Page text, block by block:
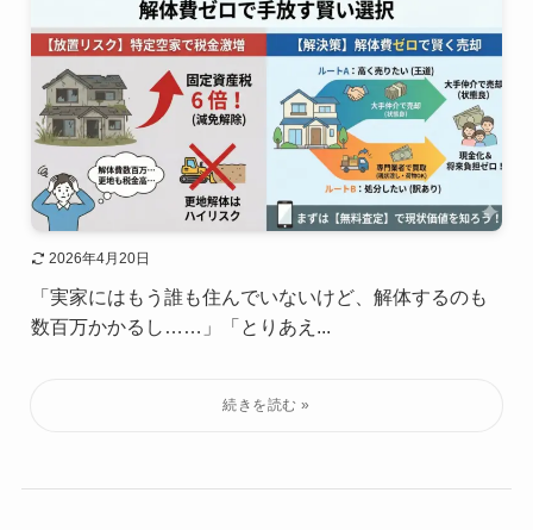
2026年4月20日
「実家にはもう誰も住んでいないけど、解体するのも
数百万かかるし……」「とりあえ...